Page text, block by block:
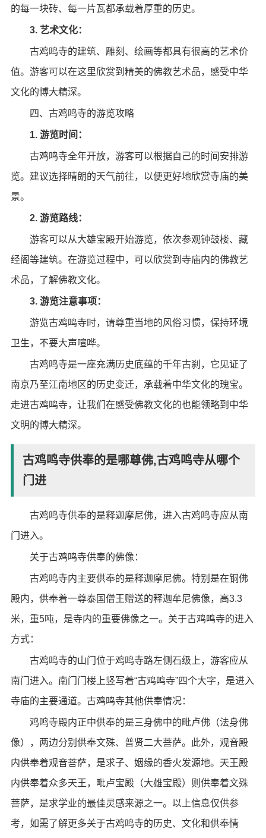
的每一块砖、每一片瓦都承载着厚重的历史。
3. 艺术文化：
古鸡鸣寺的建筑、雕刻、绘画等都具有很高的艺术价
值。游客可以在这里欣赏到精美的佛教艺术品，感受中华
文化的博大精深。
四、古鸡鸣寺的游览攻略
1. 游览时间：
古鸡鸣寺全年开放，游客可以根据自己的时间安排游
览。建议选择晴朗的天气前往，以便更好地欣赏寺庙的美
景。
2. 游览路线：
游客可以从大雄宝殿开始游览，依次参观钟鼓楼、藏
经阁等建筑。在游览过程中，可以欣赏到寺庙内的佛教艺
术品，了解佛教文化。
3. 游览注意事项：
游览古鸡鸣寺时，请尊重当地的风俗习惯，保持环境
卫生，不要大声喧哗。
古鸡鸣寺是一座充满历史底蕴的千年古刹，它见证了
南京乃至江南地区的历史变迁，承载着中华文化的瑰宝。
走进古鸡鸣寺，让我们在感受佛教文化的也能领略到中华
文明的博大精深。
古鸡鸣寺供奉的是哪尊佛,古鸡鸣寺从哪个
门进
古鸡鸣寺供奉的是释迦摩尼佛，进入古鸡鸣寺应从南
门进入。
关于古鸡鸣寺供奉的佛像：
古鸡鸣寺内主要供奉的是释迦摩尼佛。特别是在铜佛
殿内，供奉着一尊泰国僧王赠送的释迦牟尼佛像，高3.3
米，重5吨，是寺内的重要佛像之一。关于古鸡鸣寺的进入
方式：
古鸡鸣寺的山门位于鸡鸣寺路左侧石级上，游客应从
南门进入。南门门楼上竖写着“古鸡鸣寺”四个大字，是进入
寺庙的主要通道。古鸡鸣寺其他供奉情况：
鸡鸣寺殿内正中供奉的是三身佛中的毗卢佛（法身佛
像），两边分别供奉文殊、普贤二大菩萨。此外，观音殿
内供奉着观音菩萨，是求子、姻缘的香火发源地。天王殿
内供奉着众多天王，毗卢宝殿（大雄宝殿）则供奉着文殊
菩萨，是求学业的最佳灵感来源之一。以上信息仅供参
考，如需了解更多关于古鸡鸣寺的历史、文化和供奉情